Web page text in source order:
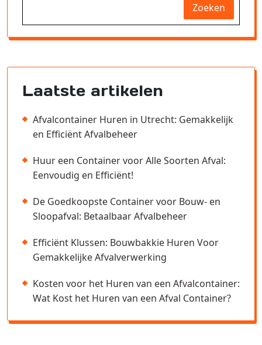
Zoeken
Laatste artikelen
Afvalcontainer Huren in Utrecht: Gemakkelijk
en Efficiënt Afvalbeheer
Huur een Container voor Alle Soorten Afval:
Eenvoudig en Efficiënt!
De Goedkoopste Container voor Bouw- en
Sloopafval: Betaalbaar Afvalbeheer
Efficiënt Klussen: Bouwbakkie Huren Voor
Gemakkelijke Afvalverwerking
Kosten voor het Huren van een Afvalcontainer:
Wat Kost het Huren van een Afval Container?